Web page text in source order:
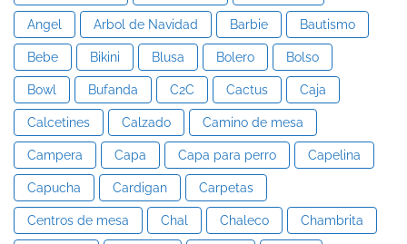
Angel Arbol de Navidad Barbie Bautismo
Bebe Bikini Blusa Bolero Bolso
Bowl Bufanda C2C Cactus Caja
Calcetines Calzado Camino de mesa
Campera Capa Capa para perro Capelina
Capucha Cardigan Carpetas
Centros de mesa Chal Chaleco Chambrita